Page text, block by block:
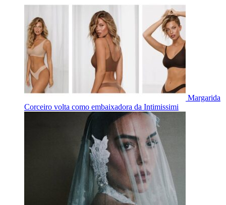
Margarida
Corceiro volta como embaixadora da Intimissimi